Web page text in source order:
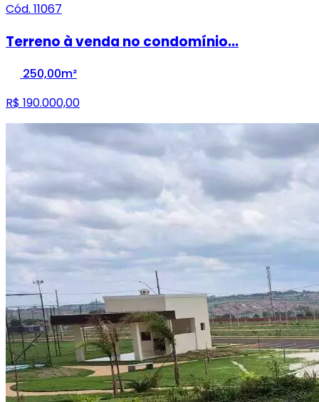
Cód. 11067
Terreno à venda no condomínio...
250,00m²
R$ 190.000,00